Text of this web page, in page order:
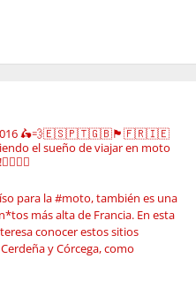
🛵💨🇪🇸🇵🇹🇬🇧🏴󠁧󠁢󠁳󠁣󠁴󠁿🇫🇷🇮🇪
el sueño de viajar en moto